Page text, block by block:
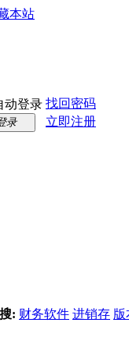
本站
动登录 找回密码
录
立即注册
: 财务软件 进销存 版